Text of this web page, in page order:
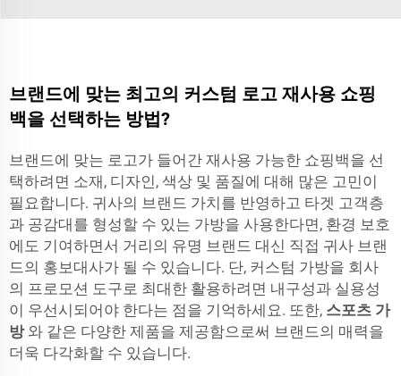
브랜드에 맞는 최고의 커스텀 로고 재사용 쇼핑
백을 선택하는 방법?
브랜드에 맞는 로고가 들어간 재사용 가능한 쇼핑백을 선
택하려면 소재, 디자인, 색상 및 품질에 대해 많은 고민이
필요합니다. 귀사의 브랜드 가치를 반영하고 타겟 고객층
과 공감대를 형성할 수 있는 가방을 사용한다면, 환경 보호
에도 기여하면서 거리의 유명 브랜드 대신 직접 귀사 브랜
드의 홍보대사가 될 수 있습니다. 단, 커스텀 가방을 회사
의 프로모션 도구로 최대한 활용하려면 내구성과 실용성
이 우선시되어야 한다는 점을 기억하세요. 또한, 스포츠 가
방 와 같은 다양한 제품을 제공함으로써 브랜드의 매력을
더욱 다각화할 수 있습니다.